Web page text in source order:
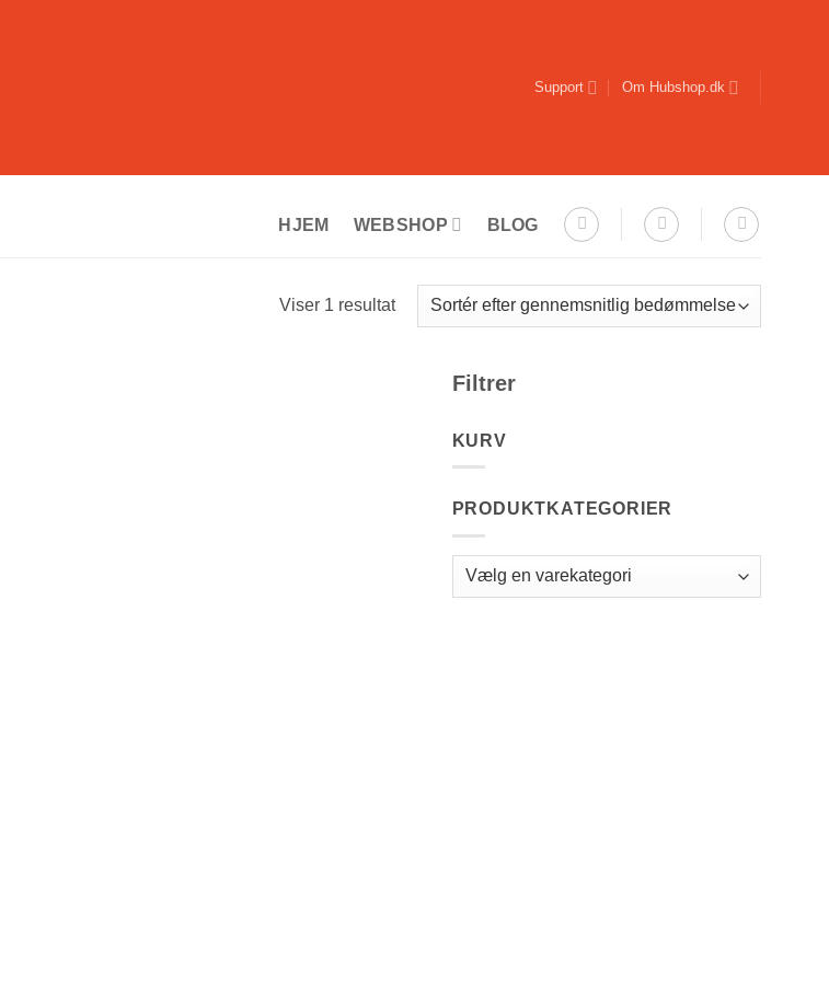
Support Om Hubshop.dk
HJEM WEBSHOP BLOG
Viser 1 resultat
Filtrer
KURV
PRODUKTKATEGORIER